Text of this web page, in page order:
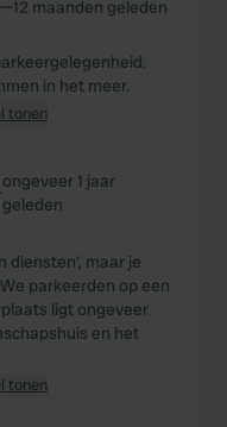
use of our site with
partners who
that you’ve
from your use
—12 maanden geleden
in het meer.
tonen
ongeveer 1 jaar
geleden
diensten', maar je
parkeerden op een
ligt ongeveer
en het
tonen